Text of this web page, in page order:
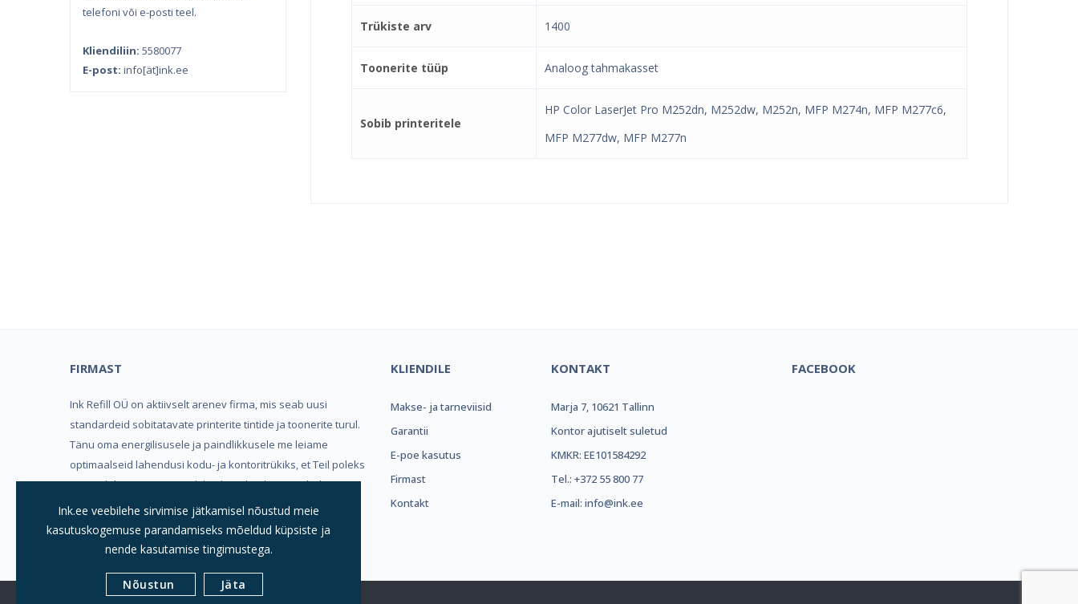
telefoni või e-posti teel.
Kliendiliin: 5580077
E-post: info[ät]ink.ee
Trükiste arv 1400
Toonerite tüüp Analoog tahmakasset
Sobib printeritele
HP Color LaserJet Pro M252dn, M252dw, M252n, MFP M274n, MFP M277c6,
MFP M277dw, MFP M277n
FIRMAST
Ink Refill OÜ on aktiivselt arenev firma, mis seab uusi
standardeid sobitatavate printerite tintide ja toonerite turul.
Tänu oma energilisusele ja paindlikkusele me leiame
optimaalseid lahendusi kodu- ja kontoritrükiks, et Teil poleks
vaja valida mugavuse, trükikvaliteedi ja hinna vahel.
Meeldivat ostukogemust soovides, Ink Refill OÜ
KLIENDILE
Makse- ja tarneviisid
Garantii
E-poe kasutus
Firmast
Kontakt
KONTAKT
Marja 7, 10621 Tallinn
Kontor ajutiselt suletud
KMKR: EE101584292
Tel.: +372 55 800 77
E-mail: info@ink.ee
FACEBOOK
Ink.ee veebilehe sirvimise jätkamisel nõustud meie
kasutuskogemuse parandamiseks mõeldud küpsiste ja
nende kasutamise tingimustega.
Nõustun Jäta